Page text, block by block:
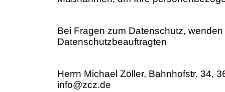
Bei Fragen zum Datenschutz,
Datenschutzbeauftragten
Herrn Michael Zöller, Bahnhofstr. 34,
info@zcz.de